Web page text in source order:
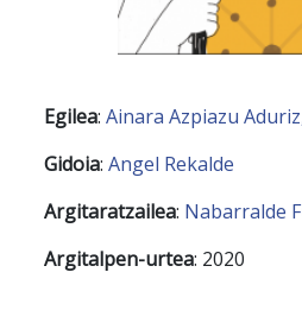
Egilea: Ainara Azpiazu
Gidoia: Angel Rekalde
Argitaratzailea: Nabarralde
Argitalpen-urtea: 2020